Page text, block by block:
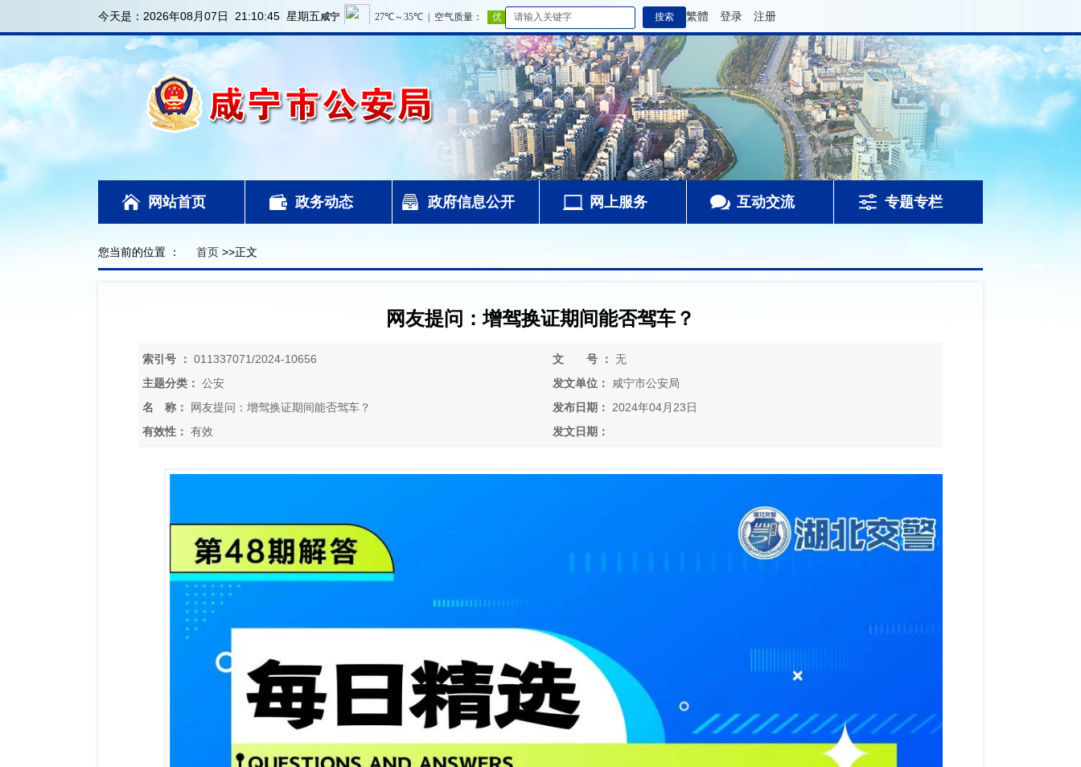
今天是： 2026年08月07日 21:10:46 星期五 繁體 登录 注册
网站首页 政务动态 政府信息公开 网上服务 互动交流 专题专栏
您当前的位置 ： 首页 >>正文
网友提问：增驾换证期间能否驾车？
索引号 ： 011337071/2024-10656 文 号 ： 无
主题分类： 公安 发文单位：
咸宁市公安局
名 称：
网友提问：增驾换证期间能否驾车？ 发布日期：
2024年04月23日
有效性： 有效 发文日期：